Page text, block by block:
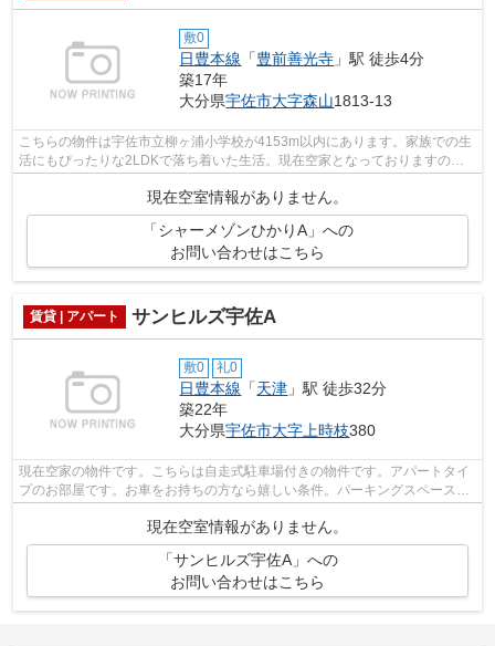
敷0
日豊本線 「豊前善光寺 」駅 徒歩4分
築17年
大分県宇佐市大字森山1813-13
こちらの物件は宇佐市立柳ヶ浦小学校が4153m以内にあります。家族での生
活にもぴったりな2LDKで落ち着いた生活。現在空家となっておりますの
現在空室情報がありません。
「シャーメゾンひかりA」への
お問い合わせはこちら
賃貸 | アパート サンヒルズ宇佐A
敷0 礼0
日豊本線 「天津 」駅 徒歩32分
築22年
大分県宇佐市大字上時枝380
現在空家の物件です。こちらは自走式駐車場付きの物件です。アパートタイ
プのお部屋です。お車をお持ちの方なら嬉しい条件。パーキングスペースに
現在空室情報がありません。
「サンヒルズ宇佐A」への
お問い合わせはこちら